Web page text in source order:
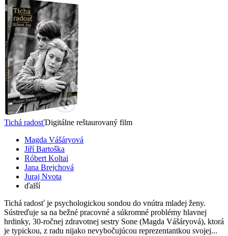
Tichá radosťDigitálne reštaurovaný film
Magda Vášáryová
Jiří Bartoška
Róbert Koltai
Jana Brejchová
Juraj Nvota
ďalší
Tichá radosť je psychologickou sondou do vnútra mladej ženy.
Sústreďuje sa na bežné pracovné a súkromné problémy hlavnej
hrdinky, 30-ročnej zdravotnej sestry Sone (Magda Vášáryová), ktorá
je typickou, z radu nijako nevybočujúcou reprezentantkou svojej...